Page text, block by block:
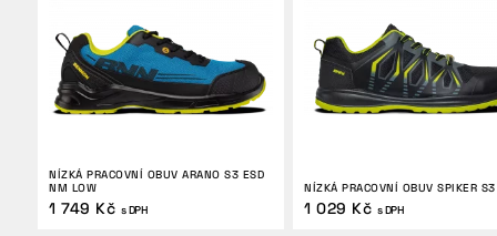
NÍZKÁ PRACOVNÍ OBUV ARANO S3 ESD
NM LOW
1 749 Kč s DPH
NÍZKÁ PRACOVNÍ OBUV SPIKER
1 029 Kč s DPH